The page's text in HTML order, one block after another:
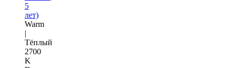
5
лет)
Warm
|
Тёплый
2700
K